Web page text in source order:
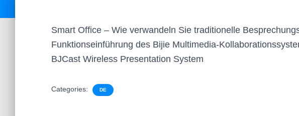
Smart Office – Wie verwandeln Sie traditionelle
Funktionseinführung des Bijie Multimedia-
BJCast Wireless Presentation System
Categories: DE